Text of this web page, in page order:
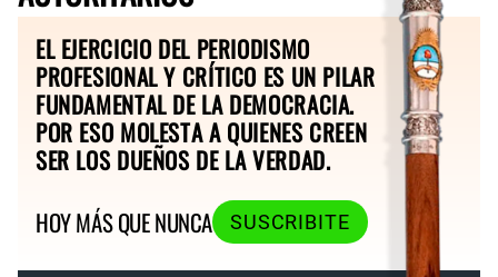
EL EJERCICIO DEL PERIODISMO
PROFESIONAL Y CRÍTICO ES UN PILAR
FUNDAMENTAL DE LA DEMOCRACIA.
POR ESO MOLESTA A QUIENES CREEN
SER LOS DUEÑOS DE LA VERDAD.
HOY MÁS QUE NUNCA
SUSCRIBITE